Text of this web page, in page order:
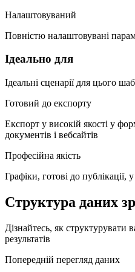
Налаштовуваний
Повністю налаштовувані
Ідеально для
Ідеальні сценарії для цього
Готовий до експорту
Експорт у високій якості у
документів і вебсайтів
Професійна якість
Графіки, готові до публікації,
Структура даних
Дізнайтесь, як структурувати
результатів
Попередній перегляд даних